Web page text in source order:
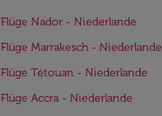
Flüge Nador - Niederlande
Flüge Marrakesch - Niederlande
Flüge Tétouan - Niederlande
Flüge Accra - Niederlande